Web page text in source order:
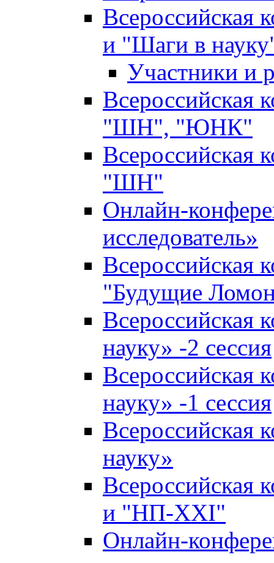
и "Шаги в
Участники и
"ШН", "ЮНК"
"ШН"
Онлайн-
исследователь»
Всероссийская
"Будущие
Всероссийская
науку» -2 сессия
Всероссийская
науку» -1 сессия
Всероссийская
науку»
и "НП-XXI"
Онлайн-